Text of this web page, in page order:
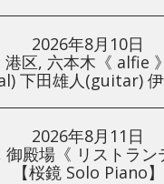
2026年8月10日
港区, 六本木《 alfie 》
下田雄人(guitar)
2026年8月11日
殿場《 リストラン
【桜鏡 Solo Piano】